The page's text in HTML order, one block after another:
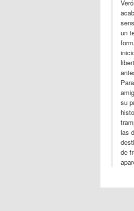
un
su
las
de